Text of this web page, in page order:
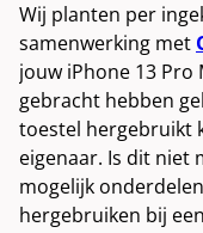
Wij planten per
samenwerking met
jouw iPhone 13
gebracht hebben
toestel hergebruikt
eigenaar. Is dit niet
mogelijk
hergebruiken bij